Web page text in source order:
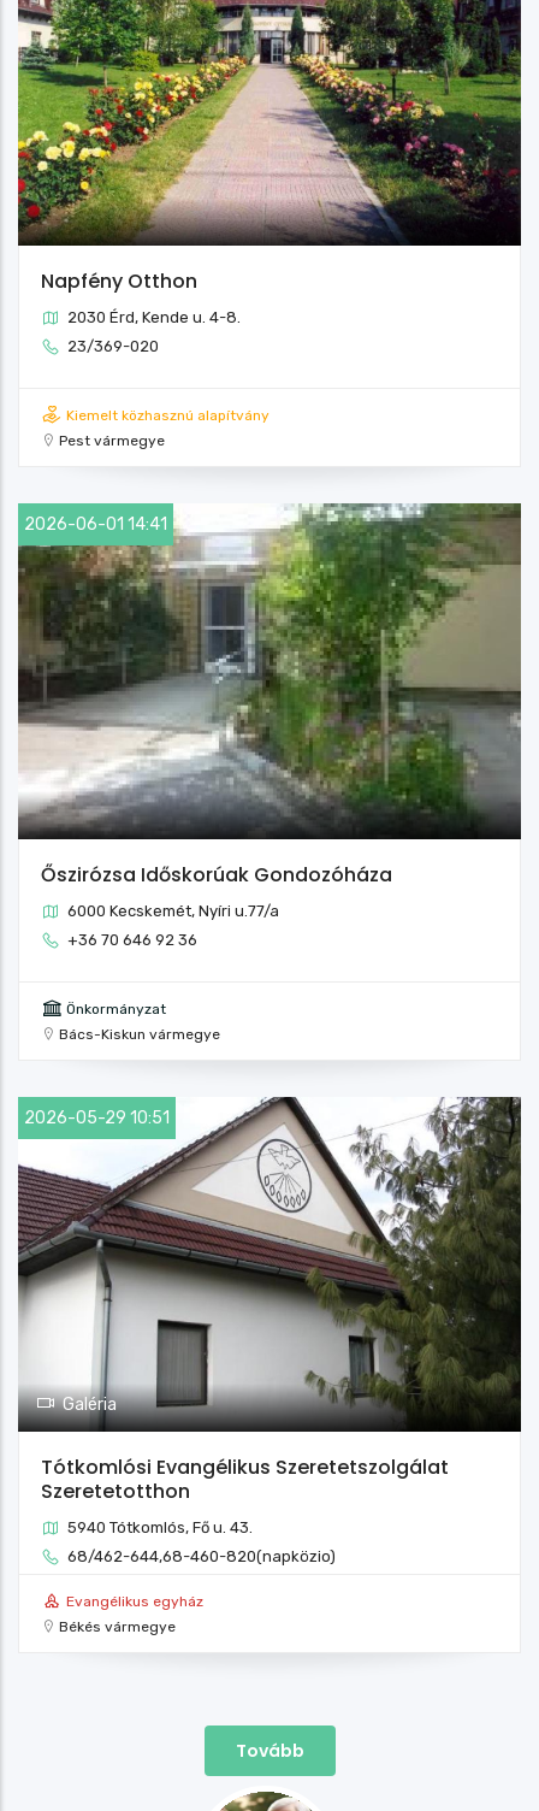
Napfény Otthon
2030 Érd, Kende u. 4-8.
23/369-020
Kiemelt közhasznú alapítvány
Pest vármegye
Őszirózsa Időskorúak Gondozóháza
6000 Kecskemét, Nyíri u.77/a
+36 70 646 92 36
2026-06-01 14:41
Önkormányzat
Bács-Kiskun vármegye
Galéria
Tótkomlósi Evangélikus Szeretetszolgálat
Szeretetotthon
5940 Tótkomlós, Fő u. 43.
68/462-644,68-460-820(napközio)
2026-05-29 10:51
Evangélikus egyház
Békés vármegye
Tovább